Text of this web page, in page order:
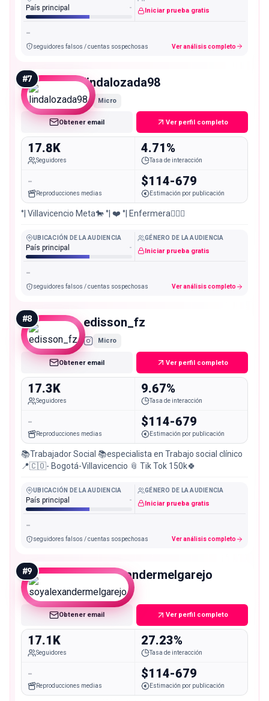
País principal - Iniciar prueba gratis
-
seguidores falsos / cuentas sospechosas Ver análisis completo
#7 lindalozada98
Micro
Obtener email Ver perfil completo
17.8K
Seguidores
4.71%
Tasa de interacción
-
Reproducciones medias
$114-679
Estimación por publicación
°| Villavicencio Meta🐎 °| ❤️ °| Enfermera👩🏻‍⚕️
UBICACIÓN DE LA AUDIENCIA
País principal -
GÉNERO DE LA AUDIENCIA
Iniciar prueba gratis
-
seguidores falsos / cuentas sospechosas Ver análisis completo
#8 edisson_fz
Micro
Obtener email Ver perfil completo
17.3K
Seguidores
9.67%
Tasa de interacción
-
Reproducciones medias
$114-679
Estimación por publicación
📚Trabajador Social 📚especialista en Trabajo social clínico
📍🇨🇴- Bogotá-Villavicencio 📎 Tik Tok 150k🍀
UBICACIÓN DE LA AUDIENCIA
País principal -
GÉNERO DE LA AUDIENCIA
Iniciar prueba gratis
-
seguidores falsos / cuentas sospechosas Ver análisis completo
#9 soyalexandermelgarejo
Micro
Obtener email Ver perfil completo
17.1K
Seguidores
27.23%
Tasa de interacción
-
Reproducciones medias
$114-679
Estimación por publicación